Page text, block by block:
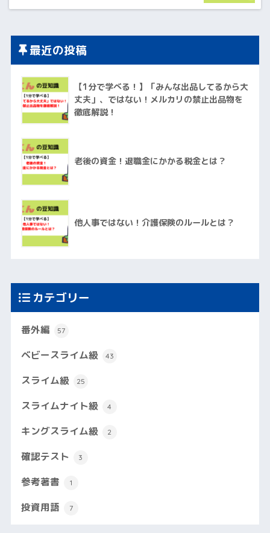
最近の投稿
【1分で学べる！】「みんな出品してるから大
丈夫」、ではない！メルカリの禁止出品物を
徹底解説！
老後の資金！退職金にかかる税金とは？
他人事ではない！介護保険のルールとは？
カテゴリー
番外編 57
ベビースライム級 43
スライム級 25
スライムナイト級 4
キングスライム級 2
確認テスト 3
参考著書 1
投資用語 7